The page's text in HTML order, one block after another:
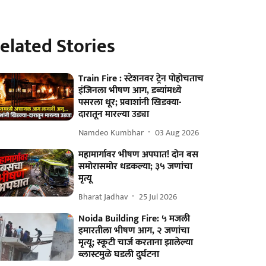
Stories
Train Fire : स्टेशनवर ट्रेन पोहोचताच
इंजिनला भीषण आग, डब्यांमध्ये
पसरला धूर; प्रवाशांनी खिडक्या-
दारातून मारल्या उड्या
Namdeo Kumbhar 03 Aug 2026
महामार्गावर भीषण अपघात! दोन बस
समोरासमोर धडकल्या; ३५ जणांचा
मृत्यू
Bharat Jadhav 25 Jul 2026
Noida Building Fire: ५ मजली
इमारतीला भीषण आग, २ जणांचा
मृत्यू; स्कूटी चार्ज करताना झालेल्या
ब्लास्टमुळे घडली दुर्घटना